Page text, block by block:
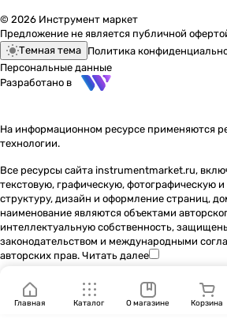
© 2026 Инструмент маркет
Предложение не является публичной
Темная тема Политика
Персональные данные
Разработано в
На информационном ресурсе применяются
технологии.
Все ресурсы сайта instrumentmarket.ru,
текстовую, графическую, фотографическую
структуру, дизайн и оформление страниц,
наименование являются объектами
интеллектуальную собственность,
законодательством и международными
авторских прав. Читать далее
Главная Каталог О магазине Корзина